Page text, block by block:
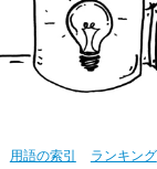
用語の索引 ランキング